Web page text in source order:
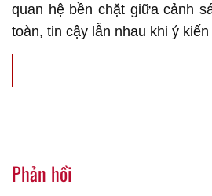
quan hệ bền chặt giữa cảnh
toàn, tin cậy lẫn nhau khi ý
Phản hồi